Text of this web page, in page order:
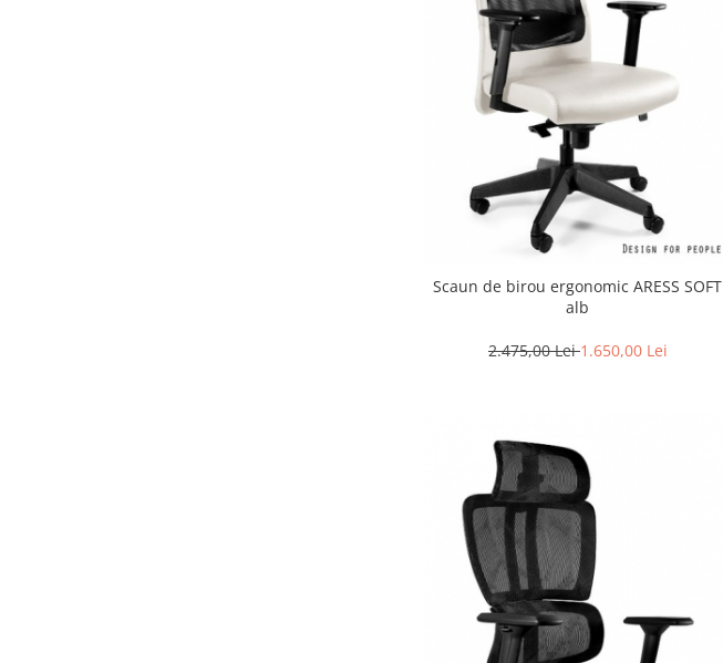
Scaun de birou ergonomic ARESS SOFT
alb
2.475,00 Lei1.650,00 Lei